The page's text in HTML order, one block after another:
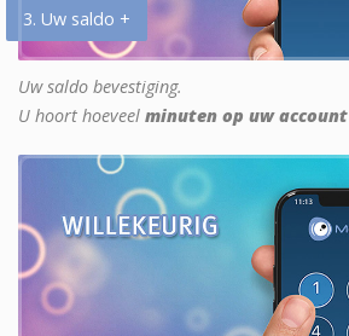
3. Uw saldo +
Uw saldo bevestiging.
U hoort hoeveel minuten op uw account